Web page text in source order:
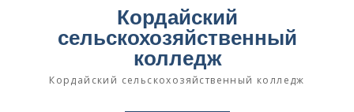
Кордайский
сельскохозяйственный
колледж
Кордайский сельскохозяйственный колледж